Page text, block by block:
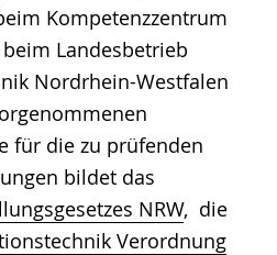
Kompetenzzentrum
Landesbetrieb
Nordrhein-Westfalen
für die zu prüfenden
bildet das
NRW, die
Verordnung